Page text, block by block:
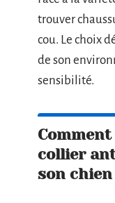
trouver
cou. Le choix
de son
sensibilité.
collier
son chien